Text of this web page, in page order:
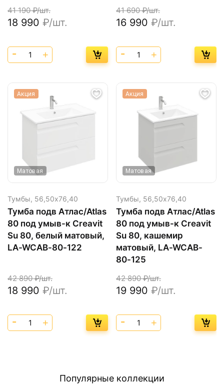
41 190₽/шт.
18 990 ₽/шт.
41 690₽/шт.
16 990 ₽/шт.
Акция
Матовая
Тумбы, 56,50х76,40
Тумба подв Атлас/Atlas
80 под умыв-к Creavit
Su 80, белый матовый,
LA-WCAB-80-122
42 890₽/шт.
18 990 ₽/шт.
Акция
Матовая
Тумбы, 56,50х76,40
Тумба подв Атлас/Atlas
80 под умыв-к Creavit
Su 80, кашемир
матовый, LA-WCAB-
80-125
42 890₽/шт.
19 990 ₽/шт.
Популярные коллекции